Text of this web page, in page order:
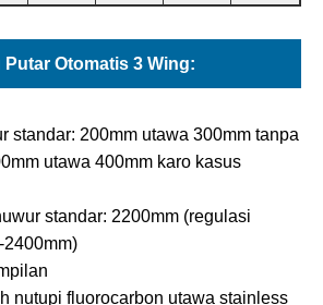
Otomatis 3 Wing:
standar: 200mm utawa 300mm tanpa
utawa 400mm karo kasus
standar: 2200mm (regulasi
nutupi fluorocarbon utawa stainless